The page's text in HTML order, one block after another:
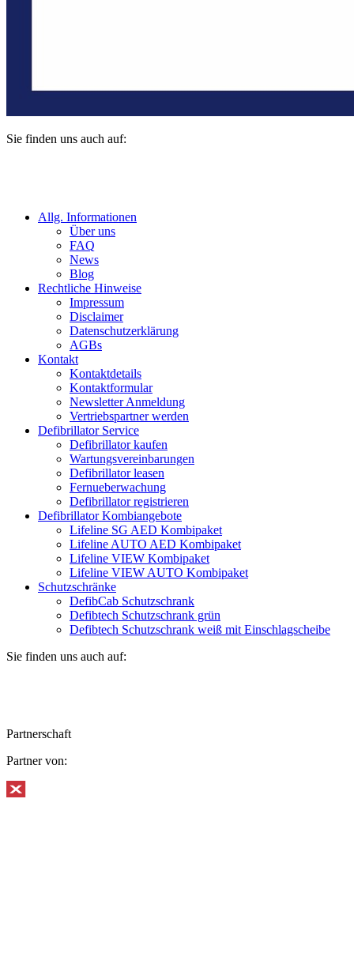
Sie finden uns auch auf:
Allg. Informationen
Über uns
FAQ
News
Blog
Rechtliche Hinweise
Impressum
Disclaimer
Datenschutzerklärung
AGBs
Kontakt
Kontaktdetails
Kontaktformular
Newsletter Anmeldung
Vertriebspartner werden
Defibrillator Service
Defibrillator kaufen
Wartungsvereinbarungen
Defibrillator leasen
Fernueberwachung
Defibrillator registrieren
Defibrillator Kombiangebote
Lifeline SG AED Kombipaket
Lifeline AUTO AED Kombipaket
Lifeline VIEW Kombipaket
Lifeline VIEW AUTO Kombipaket
Schutzschränke
DefibCab Schutzschrank
Defibtech Schutzschrank grün
Defibtech Schutzschrank weiß mit Einschlagscheibe
Sie finden uns auch auf:
Partnerschaft
Partner von: